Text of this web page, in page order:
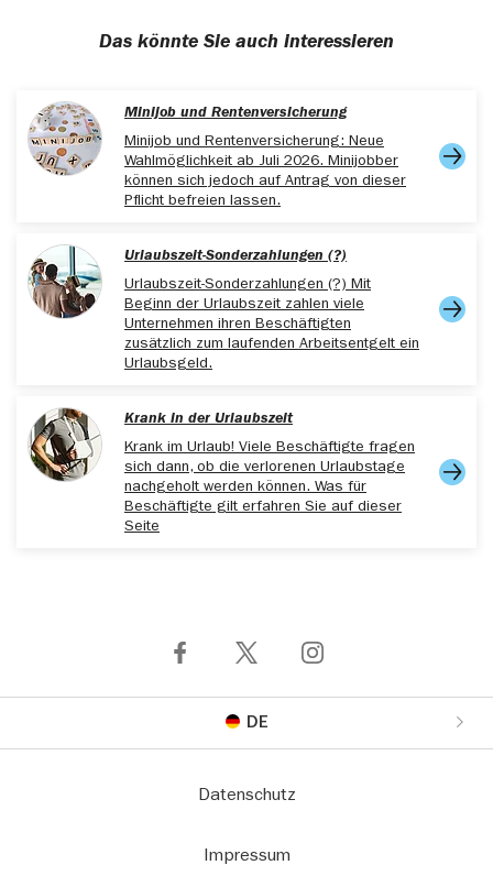
Das könnte Sie auch interessieren
Minijob und Rentenversicherung
Minijob und Rentenversicherung: Neue
Wahlmöglichkeit ab Juli 2026. Minijobber
können sich jedoch auf Antrag von dieser
Pflicht befreien lassen.
Urlaubszeit-Sonderzahlungen (?)
Urlaubszeit-Sonderzahlungen (?) Mit
Beginn der Urlaubszeit zahlen viele
Unternehmen ihren Beschäftigten
zusätzlich zum laufenden Arbeitsentgelt ein
Urlaubsgeld.
Krank in der Urlaubszeit
Krank im Urlaub! Viele Beschäftigte fragen
sich dann, ob die verlorenen Urlaubstage
nachgeholt werden können. Was für
Beschäftigte gilt erfahren Sie auf dieser
Seite
DE
Datenschutz
Impressum